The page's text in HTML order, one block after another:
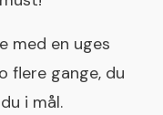
med en uges
flere gange, du
i mål.